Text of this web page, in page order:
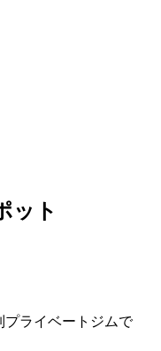
ット
プライベートジムで